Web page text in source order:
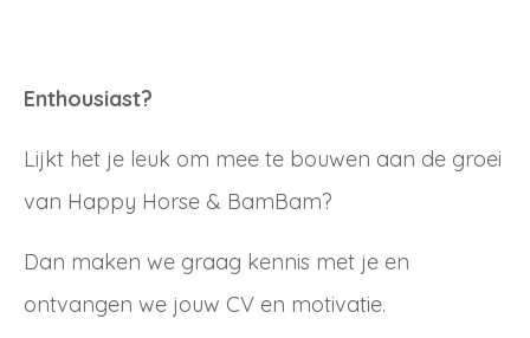
Enthousiast?
Lijkt het je leuk om mee te bouwen aan de groei
van Happy Horse & BamBam?
Dan maken we graag kennis met je en
ontvangen we jouw CV en motivatie.